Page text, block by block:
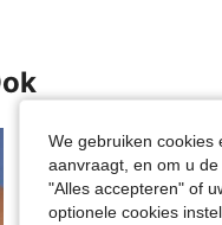
We gebruiken cookies
aanvraagt, en om u
"Alles accepteren" of
optionele cookies